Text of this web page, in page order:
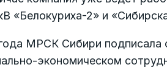
«Белокуриха-2» и
МРСК Сибири подписала
экономическом